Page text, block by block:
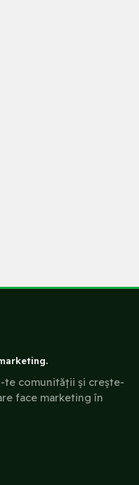
te comunității și crește-
face marketing în